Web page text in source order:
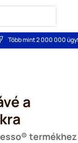
Több mint 2 000 000
a
termékhez